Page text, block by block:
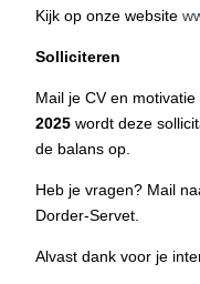
Kijk op onze website
Solliciteren
Mail je CV en motivatie
2025 wordt deze
de balans op.
Heb je vragen? Mail
Dorder-Servet.
Alvast dank voor je